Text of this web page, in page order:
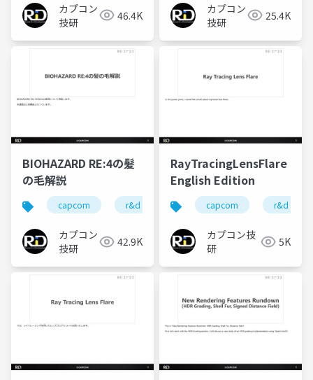
カプコン
技研
46.4K
カプコン
技研
25.4K
BIOHAZARD RE:4の髪
の毛解説
capcom r&d カプコン カプコン技研
カプコン
技研
42.9K
RayTracingLensFlare
English Edition
capcom r&d
カプコン技
研
5K